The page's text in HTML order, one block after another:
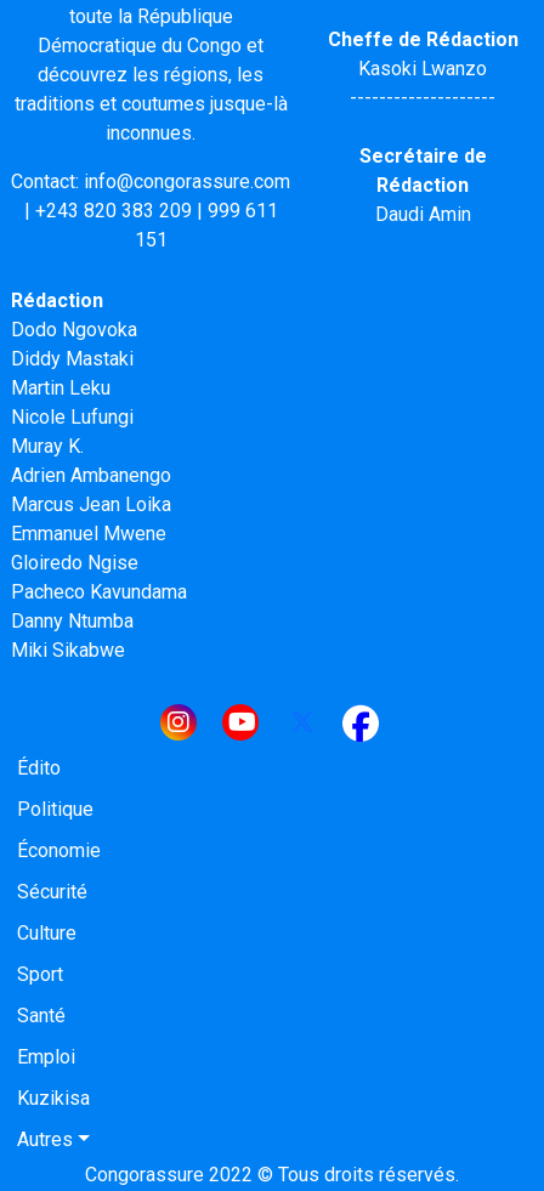
toute la République
Démocratique du Congo et
découvrez les régions, les
traditions et coutumes jusque-là
inconnues.
Contact: info@congorassure.com
| +243 820 383 209| 999 611
151
Cheffe de Rédaction
Kasoki Lwanzo
--------------------
Secrétaire de
Rédaction
Daudi Amin
Rédaction
Dodo Ngovoka
Diddy Mastaki
Martin Leku
Nicole Lufungi
Muray K.
Adrien Ambanengo
Marcus Jean Loika
Emmanuel Mwene
Gloiredo Ngise
Pacheco Kavundama
Danny Ntumba
Miki Sikabwe
Navigation principale
Édito
Politique
Économie
Sécurité
Culture
Sport
Santé
Emploi
Kuzikisa
Autres
Congorassure 2022 © Tous droits réservés.